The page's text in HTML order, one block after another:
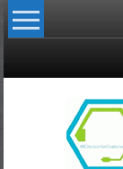
Skip to content